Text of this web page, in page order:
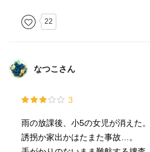
22
なつこさん
3
雨の放課後、小5の女児が消えた。
誘拐か家出かはたまた事故…。